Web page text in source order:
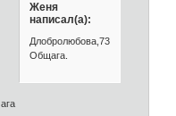
Женя
написал(а):
Длобролюбова,73.
Общага.
ага